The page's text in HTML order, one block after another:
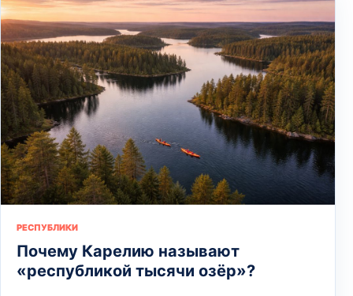
РЕСПУБЛИКИ
Почему Карелию называют
«республикой тысячи озёр»?